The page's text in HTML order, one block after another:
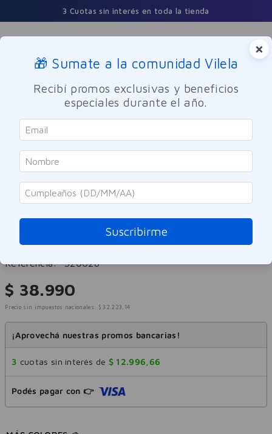
3 Cuotas sin interés en toda la tienda
Buscar
Maquillaje Rostro
Loreal
Iluminador en Barra Loreal Paris
Lumi Le Glass 610 Glassy Pearl
Eclat
Referencia:-320028
$ 38.990
Precio sin impuestos nacionales: $ 32 .223 , 14
¡Aprovechá nuestras promos bancarias!
3 cuotas sin interés de $ 12.996,66
Podés pagar con 👉
×
🎁 Sumate a la comunidad Vilela
Recibí promos exclusivas y beneficios
especiales durante el año.
Suscribirme